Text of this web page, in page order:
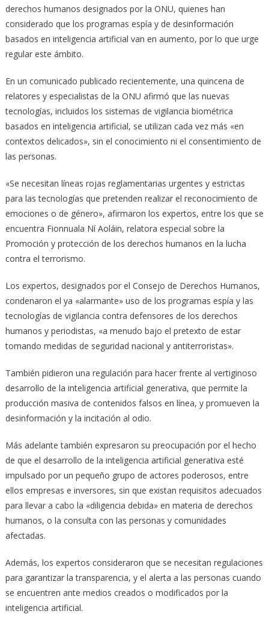
derechos humanos designados por la ONU, quienes han
considerado que los programas espía y de desinformación
basados en inteligencia artificial van en aumento, por lo que urge
regular este ámbito.
En un comunicado publicado recientemente, una quincena de
relatores y especialistas de la ONU afirmó que las nuevas
tecnologías, incluidos los sistemas de vigilancia biométrica
basados en inteligencia artificial, se utilizan cada vez más «en
contextos delicados», sin el conocimiento ni el consentimiento de
las personas.
«Se necesitan líneas rojas reglamentarias urgentes y estrictas
para las tecnologías que pretenden realizar el reconocimiento de
emociones o de género», afirmaron los expertos, entre los que se
encuentra Fionnuala Ní Aoláin, relatora especial sobre la
Promoción y protección de los derechos humanos en la lucha
contra el terrorismo.
Los expertos, designados por el Consejo de Derechos Humanos,
condenaron el ya «alarmante» uso de los programas espía y las
tecnologías de vigilancia contra defensores de los derechos
humanos y periodistas, «a menudo bajo el pretexto de estar
tomando medidas de seguridad nacional y antiterroristas».
También pidieron una regulación para hacer frente al vertiginoso
desarrollo de la inteligencia artificial generativa, que permite la
producción masiva de contenidos falsos en línea, y promueven la
desinformación y la incitación al odio.
Más adelante también expresaron su preocupación por el hecho
de que el desarrollo de la inteligencia artificial generativa esté
impulsado por un pequeño grupo de actores poderosos, entre
ellos empresas e inversores, sin que existan requisitos adecuados
para llevar a cabo la «diligencia debida» en materia de derechos
humanos, o la consulta con las personas y comunidades
afectadas.
Además, los expertos consideraron que se necesitan regulaciones
para garantizar la transparencia, y el alerta a las personas cuando
se encuentren ante medios creados o modificados por la
inteligencia artificial.